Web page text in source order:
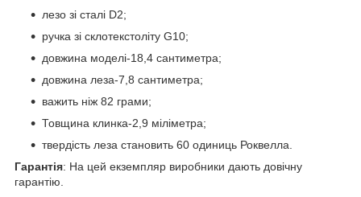
лезо зі сталі D2;
ручка зі склотекстоліту G10;
довжина моделі-18,4 сантиметра;
довжина леза-7,8 сантиметра;
важить ніж 82 грами;
Товщина клинка-2,9 міліметра;
твердість леза становить 60 одиниць Роквелла.
Гарантія: На цей екземпляр виробники дають довічну
гарантію.